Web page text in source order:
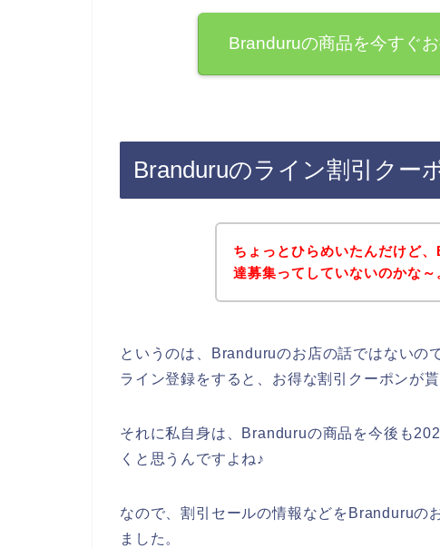
Branduruの商品を今すぐ
Branduruのライン割引クー
ちょっとひらめいたんだけど
達募集ってしていないのかな～
というのは、Branduruのお店の話ではないの
ライン登録をすると、お得な割引クーポンが
それに私自身は、Branduruの商品を今後も
くと思うんですよね♪
なので、割引セールの情報などをBranduruの
ました。